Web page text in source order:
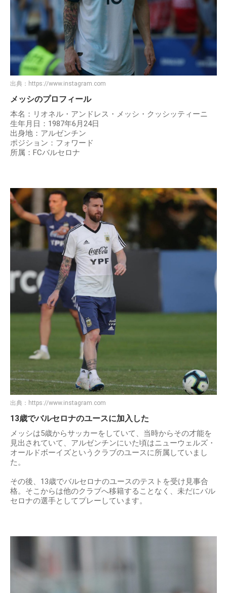
出典： https://www.instagram.com
メッシのプロフィール
本名：リオネル・アンドレス・メッシ・クッシッティーニ
生年月日：1987年6月24日
出身地：アルゼンチン
ポジション：フォワード
所属：FCバルセロナ
出典： https://www.instagram.com
13歳でバルセロナのユースに加入した
メッシは5歳からサッカーをしていて、当時からその才能を
見出されていて、アルゼンチンにいた頃はニューウェルズ・
オールドボーイズというクラブのユースに所属していまし
た。
その後、13歳でバルセロナのユースのテストを受け見事合
格。そこからは他のクラブへ移籍することなく、未だにバル
セロナの選手としてプレーしています。